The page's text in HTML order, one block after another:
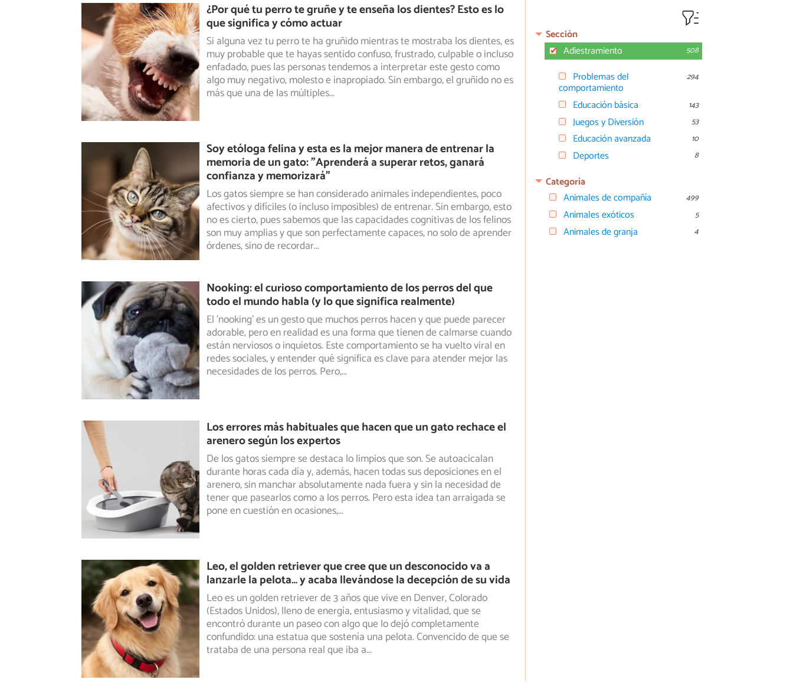
¿Por qué tu perro te gruñe y te enseña los dientes? Esto es lo
que significa y cómo actuar
Si alguna vez tu perro te ha gruñido mientras te mostraba los dientes, es
muy probable que te hayas sentido confuso, frustrado, culpable o incluso
enfadado, pues las personas tendemos a interpretar este gesto como
algo muy negativo, molesto e inapropiado. Sin embargo, el gruñido no es
más que una de las múltiples...
Soy etóloga felina y esta es la mejor manera de entrenar la
memoria de un gato: "Aprenderá a superar retos, ganará
confianza y memorizará"
Los gatos siempre se han considerado animales independientes, poco
afectivos y difíciles (o incluso imposibles) de entrenar. Sin embargo, esto
no es cierto, pues sabemos que las capacidades cognitivas de los felinos
son muy amplias y que son perfectamente capaces, no solo de aprender
órdenes, sino de recordar...
Nooking: el curioso comportamiento de los perros del que
todo el mundo habla (y lo que significa realmente)
El 'nooking' es un gesto que muchos perros hacen y que puede parecer
adorable, pero en realidad es una forma que tienen de calmarse cuando
estánnerviosos o inquietos. Este comportamiento se ha vuelto viral en
redes sociales, y entender qué significa es clave para atender mejor las
necesidades de los perros. Pero,...
Los errores más habituales que hacen que un gato rechace el
arenero según los expertos
De los gatos siempre se destaca lo limpios que son. Se autoacicalan
durante horas cada día y, además, hacen todas sus deposiciones en el
arenero,sin manchar absolutamente nada fuera y sin la necesidad de
tener que pasearlos como a los perros. Pero esta idea tan arraigada se
pone en cuestión en ocasiones,...
Leo, el golden retriever que cree que un desconocido va a
lanzarle la pelota… y acaba llevándose la decepción de su vida
Leo es un golden retriever de 3 años que vive en Denver, Colorado
(Estados Unidos), lleno de energía, entusiasmo y vitalidad, que se
encontródurante un paseo con algo que lo dejó completamente
confundido: una estatua que sostenía una pelota. Convencido de que se
trataba de una persona real que iba a...
Sección
Adiestramiento
508
Problemas del
comportamiento
294
Educación básica 143
Juegos y Diversión 53
Educación avanzada 10
Deportes 8
Categoría
Animales de compañía
499
Animales exóticos 5
Animales de granja 4